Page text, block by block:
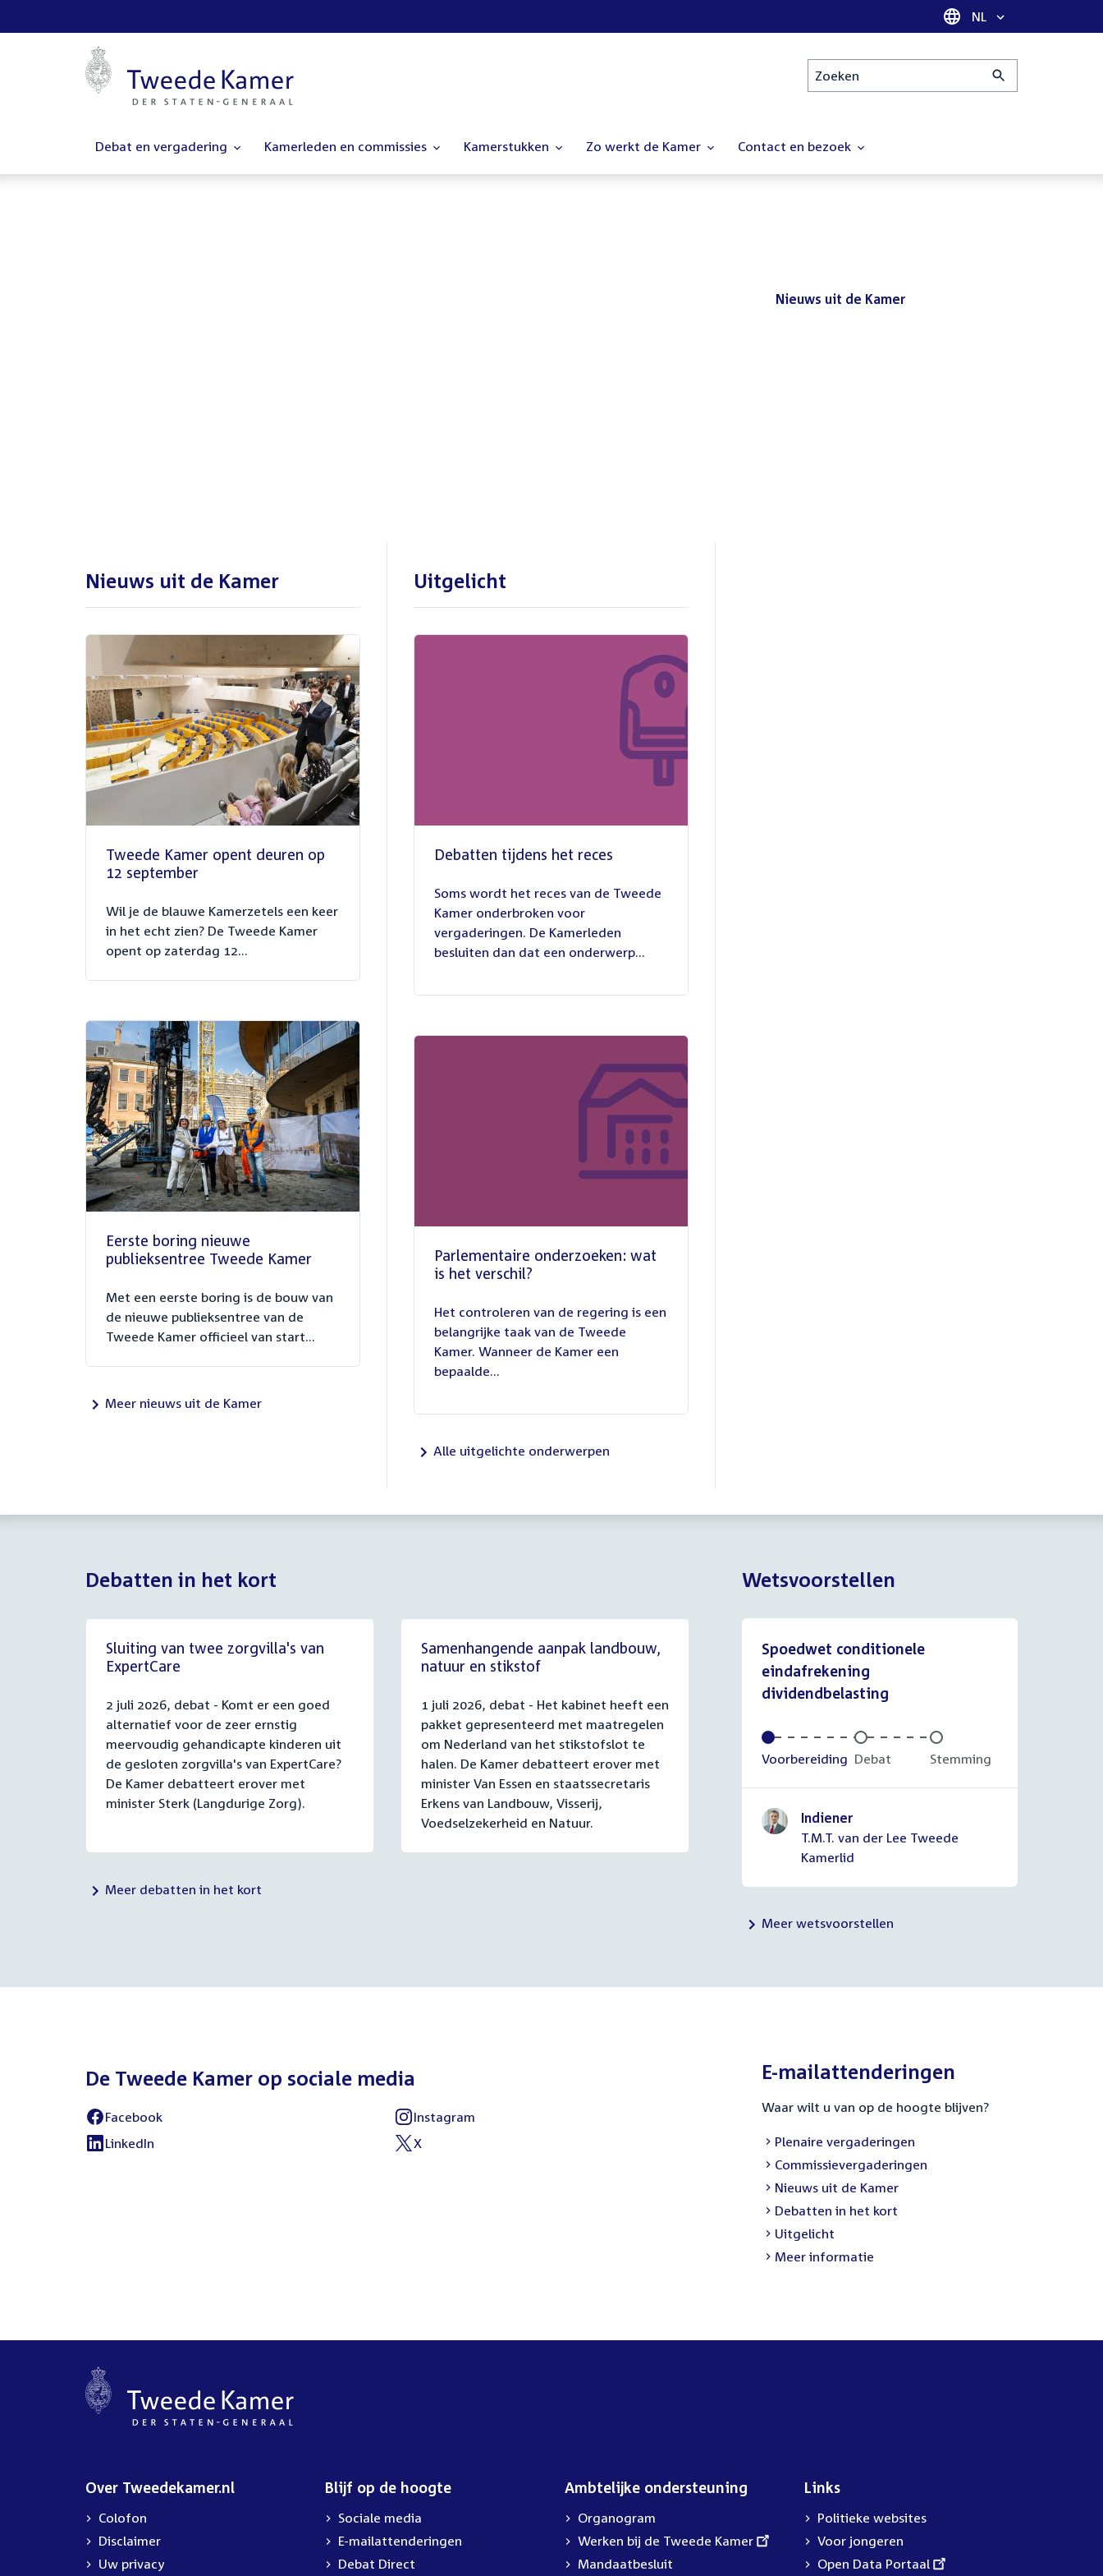
Taal selectie
NL
Zoeken
Debat en vergadering Kamerleden en commissies Kamerstukken Zo werkt de Kamer Contact en bezoek
Nieuws uit de Kamer
Nieuws uit de Kamer
Tweede Kamer opent deuren op
12 september
Wil je de blauwe Kamerzetels een keer
in het echt zien? De Tweede Kamer
opent op zaterdag 12...
Eerste boring nieuwe
publieksentree Tweede Kamer
Met een eerste boring is de bouw van
de nieuwe publieksentree van de
Tweede Kamer officieel van start...
Meer nieuws uit de Kamer
Uitgelicht
Debatten tijdens het reces
juli
2026
Soms wordt het reces van de Tweede
Kamer onderbroken voor
vergaderingen. De Kamerleden
besluiten dan dat een onderwerp...
Parlementaire onderzoeken: wat
is het verschil?
juli
2026
Het controleren van de regering is een
belangrijke taak van de Tweede
Kamer. Wanneer de Kamer een
bepaalde...
Alle uitgelichte onderwerpen
Debatten in het kort
Sluiting van twee zorgvilla's van
ExpertCare
2 juli 2026, debat - Komt er een goed
alternatief voor de zeer ernstig
meervoudig gehandicapte kinderen uit
de gesloten zorgvilla's van ExpertCare?
De Kamer debatteert erover met
minister Sterk (Langdurige Zorg).
Samenhangende aanpak landbouw,
natuur en stikstof
1 juli 2026, debat - Het kabinet heeft een
pakket gepresenteerd met maatregelen
om Nederland van het stikstofslot te
halen. De Kamer debatteert erover met
minister Van Essen en staatssecretaris
Erkens van Landbouw, Visserij,
Voedselzekerheid en Natuur.
Meer debatten in het kort
Wetsvoorstellen
Spoedwet conditionele
eindafrekening
dividendbelasting
Voltooid:
Voorbereiding Onvoltooid:
Debat Onvoltooid:
Stemming
Indiener
T.M.T. van der Lee Tweede
Kamerlid
Meer wetsvoorstellen
De Tweede Kamer op sociale media
External
link:
Facebook
External
link:
Instagram
External
LinkedIn
External
X
E-mailattenderingen
Waar wilt u van op de hoogte blijven?
External
link:
Plenaire vergaderingen
External
link:
Commissievergaderingen
External
link:
Nieuws uit de Kamer
External
link:
Debatten in het kort
External
link:
Uitgelicht
Meer informatie
Over Tweedekamer.nl
Colofon
Disclaimer
Uw privacy
Blijf op de hoogte
Sociale media
E-mailattenderingen
Debat Direct
Ambtelijke ondersteuning
Organogram
External
link:
Werken bij de Tweede Kamer
Mandaatbesluit
Links
Politieke websites
Voor jongeren
External
Open Data Portaal